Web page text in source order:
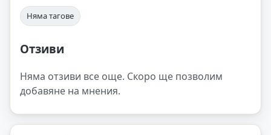
Няма тагове
Отзиви
Няма отзиви все още. Скоро ще позволим
добавяне на мнения.